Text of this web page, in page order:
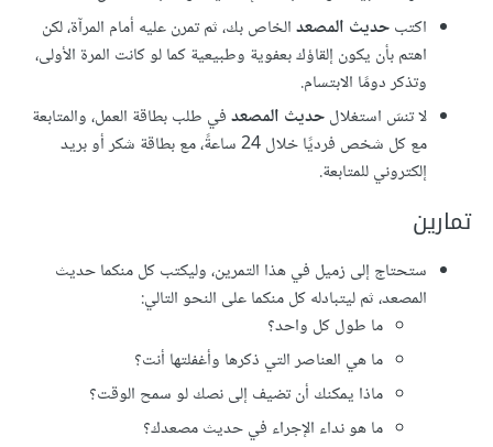
اكتبحديث المصعدالخاص بك، ثم تمرن عليه أمام المرآة، لكن
اهتم بأن يكون إلقاؤك بعفوية وطبيعية كما لو كانت المرة الأولى،
وتذكر دومًا الابتسام.
لا تنسَ استغلالحديث المصعدفي طلب بطاقة العمل، والمتابعة
مع كل شخص فرديًا خلال 24 ساعةً، مع بطاقة شكر أو بريد
إلكتروني للمتابعة.
تمارين
ستحتاج إلى زميل في هذا التمرين، وليكتب كل منكما حديث
المصعد، ثم ليتبادله كل منكما على النحو التالي:
ما طول كل واحد؟
ما هي العناصر التي ذكرها وأغفلتها أنت؟
ماذا يمكنك أن تضيف إلى نصك لو سمح الوقت؟
ما هو نداء الإجراء في حديث مصعدك؟